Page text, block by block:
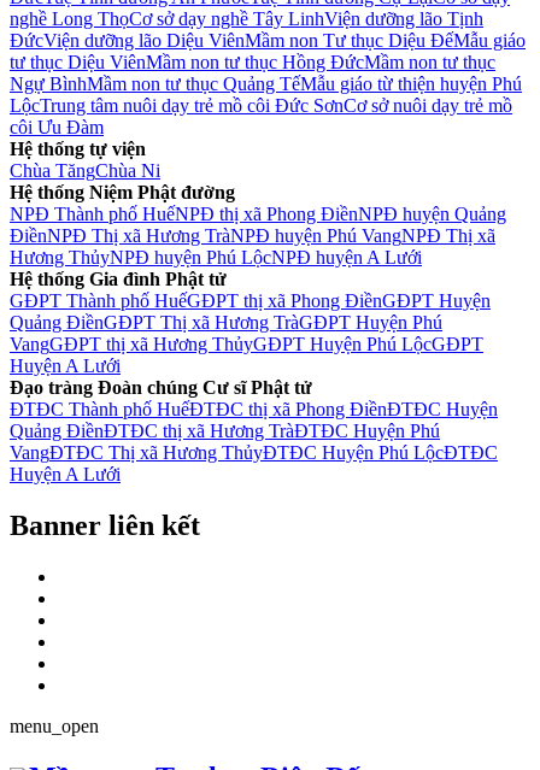
nghề Long ThọCơ sở dạy nghề Tây LinhViện dưỡng lão Tịnh
ĐứcViện dưỡng lão Diệu ViênMầm non Tư thục Diệu ĐếMẫu giáo
tư thục Diệu ViênMầm non tư thục Hồng ĐứcMầm non tư thục
Ngự BìnhMầm non tư thục Quảng TếMẫu giáo từ thiện huyện Phú
LộcTrung tâm nuôi dạy trẻ mồ côi Đức SơnCơ sở nuôi dạy trẻ mồ
côi Ưu Đàm
Hệ thống tự viện
Chùa TăngChùa Ni
Hệ thống Niệm Phật đường
NPĐ Thành phố HuếNPĐ thị xã Phong ĐiềnNPĐ huyện Quảng
ĐiềnNPĐ Thị xã Hương TràNPĐ huyện Phú VangNPĐ Thị xã
Hương ThủyNPĐ huyện Phú LộcNPĐ huyện A Lưới
Hệ thống Gia đình Phật tử
GĐPT Thành phố HuếGĐPT thị xã Phong ĐiềnGĐPT Huyện
Quảng ĐiềnGĐPT Thị xã Hương TràGĐPT Huyện Phú
VangGĐPT thị xã Hương ThủyGĐPT Huyện Phú LộcGĐPT
Huyện A Lưới
Đạo tràng Đoàn chúng Cư sĩ Phật tử
ĐTĐC Thành phố HuếĐTĐC thị xã Phong ĐiềnĐTĐC Huyện
Quảng ĐiềnĐTĐC thị xã Hương TràĐTĐC Huyện Phú
VangĐTĐC Thị xã Hương ThủyĐTĐC Huyện Phú LộcĐTĐC
Huyện A Lưới
Banner liên kết
menu_open